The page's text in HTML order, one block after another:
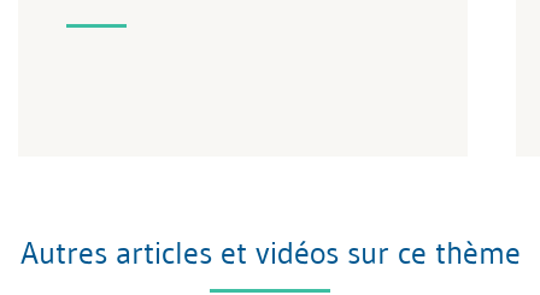
Autres articles et vidéos sur ce thème